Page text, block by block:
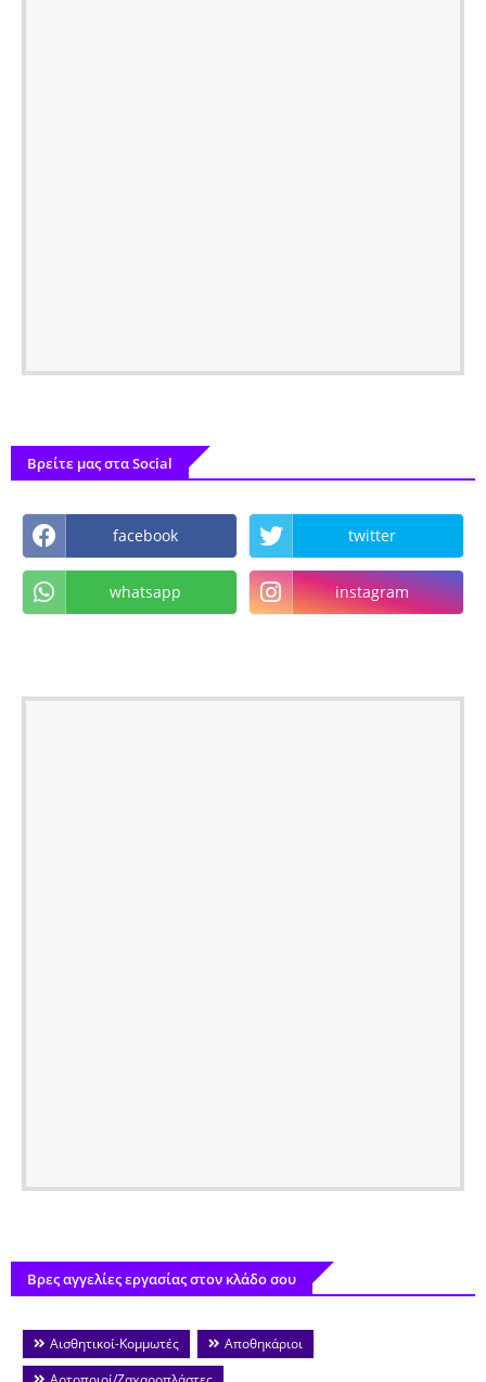
Βρείτε μας στα Social
facebook twitter
whatsapp instagram
Βρες αγγελίες εργασίας στον κλάδο σου
Αισθητικοί-Κομμωτές
Αποθηκάριοι